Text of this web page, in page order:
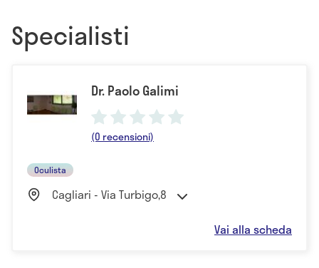
Specialisti
Dr. Paolo Galimi
(0 recensioni)
Oculista
Cagliari - Via Turbigo,8
Vai alla scheda